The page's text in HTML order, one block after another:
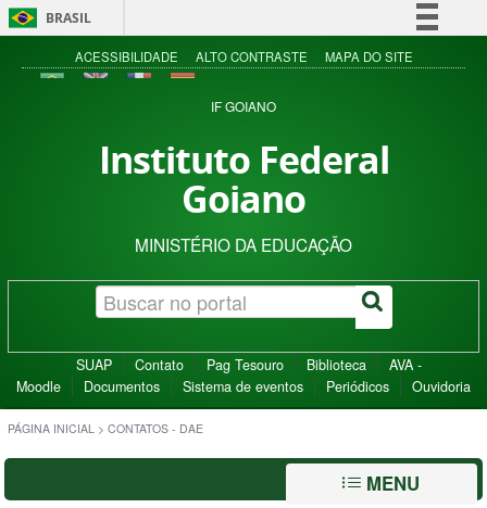
BRASIL
Simplifique!
Acesso à informação
ACESSIBILIDADE ALTO CONTRASTE MAPA DO SITE
IF GOIANO
Instituto Federal
Goiano
MINISTÉRIO DA EDUCAÇÃO
SUAP Contato Pag Tesouro Biblioteca
AVA -
Moodle
Documentos Sistema de eventos Periódicos Ouvidoria
PÁGINA INICIAL > CONTATOS - DAE
MENU